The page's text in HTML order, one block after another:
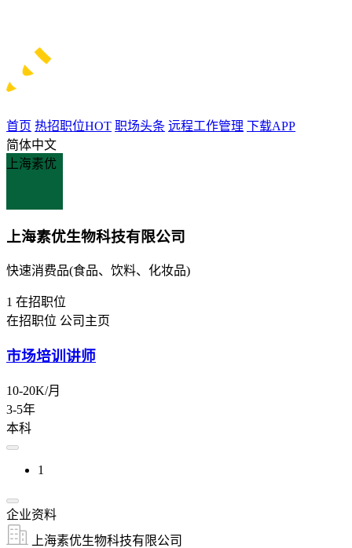
首页 热招职位HOT 职场头条 远程工作管理 下载APP
简体中文
上海素优
上海素优生物科技有限公司
快速消费品(食品、饮料、化妆品)
1 在招职位
在招职位 公司主页
市场培训讲师
10-20K/月
3-5年
本科
1
企业资料
上海素优生物科技有限公司